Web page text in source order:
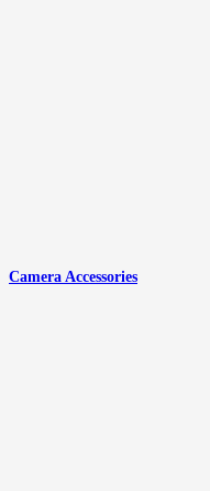
Camera Accessories